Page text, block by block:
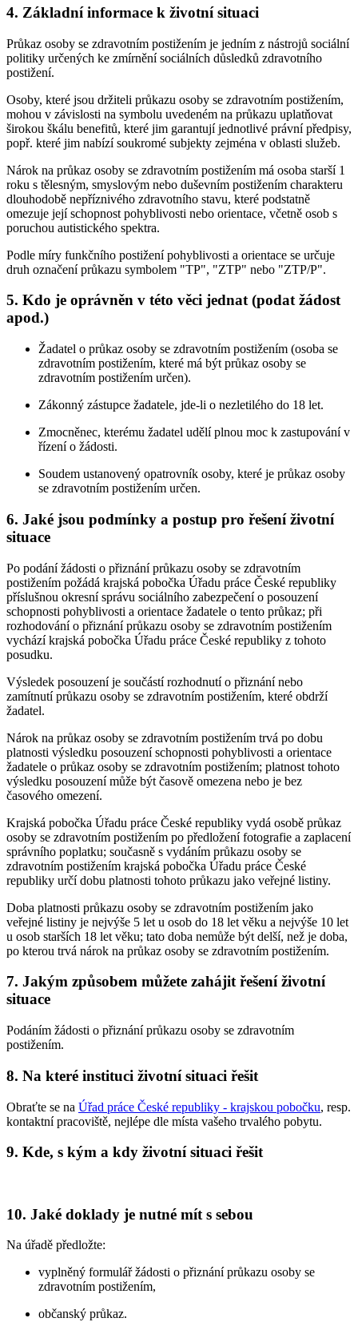
4. Základní informace k životní situaci
Průkaz osoby se zdravotním postižením je jedním z nástrojů sociální
politiky určených ke zmírnění sociálních důsledků zdravotního
postižení.
Osoby, které jsou držiteli průkazu osoby se zdravotním postižením,
mohou v závislosti na symbolu uvedeném na průkazu uplatňovat
širokou škálu benefitů, které jim garantují jednotlivé právní předpisy,
popř. které jim nabízí soukromé subjekty zejména v oblasti služeb.
Nárok na průkaz osoby se zdravotním postižením má osoba starší 1
roku s tělesným, smyslovým nebo duševním postižením charakteru
dlouhodobě nepříznivého zdravotního stavu, které podstatně
omezuje její schopnost pohyblivosti nebo orientace, včetně osob s
poruchou autistického spektra.
Podle míry funkčního postižení pohyblivosti a orientace se určuje
druh označení průkazu symbolem "TP", "ZTP" nebo "ZTP/P".
5. Kdo je oprávněn v této věci jednat (podat žádost
apod.)
Žadatel o průkaz osoby se zdravotním postižením (osoba se
zdravotním postižením, které má být průkaz osoby se
zdravotním postižením určen).
Zákonný zástupce žadatele, jde-li o nezletilého do 18 let.
Zmocněnec, kterému žadatel udělí plnou moc k zastupování v
řízení o žádosti.
Soudem ustanovený opatrovník osoby, které je průkaz osoby
se zdravotním postižením určen.
6. Jaké jsou podmínky a postup pro řešení životní
situace
Po podání žádosti o přiznání průkazu osoby se zdravotním
postižením požádá krajská pobočka Úřadu práce České republiky
příslušnou okresní správu sociálního zabezpečení o posouzení
schopnosti pohyblivosti a orientace žadatele o tento průkaz; při
rozhodování o přiznání průkazu osoby se zdravotním postižením
vychází krajská pobočka Úřadu práce České republiky z tohoto
posudku.
Výsledek posouzení je součástí rozhodnutí o přiznání nebo
zamítnutí průkazu osoby se zdravotním postižením, které obdrží
žadatel.
Nárok na průkaz osoby se zdravotním postižením trvá po dobu
platnosti výsledku posouzení schopnosti pohyblivosti a orientace
žadatele o průkaz osoby se zdravotním postižením; platnost tohoto
výsledku posouzení může být časově omezena nebo je bez
časového omezení.
Krajská pobočka Úřadu práce České republiky vydá osobě průkaz
osoby se zdravotním postižením po předložení fotografie a zaplacení
správního poplatku; současně s vydáním průkazu osoby se
zdravotním postižením krajská pobočka Úřadu práce České
republiky určí dobu platnosti tohoto průkazu jako veřejné listiny.
Doba platnosti průkazu osoby se zdravotním postižením jako
veřejné listiny je nejvýše 5 let u osob do 18 let věku a nejvýše 10 let
u osob starších 18 let věku; tato doba nemůže být delší, než je doba,
po kterou trvá nárok na průkaz osoby se zdravotním postižením.
7. Jakým způsobem můžete zahájit řešení životní
situace
Podáním žádosti o přiznání průkazu osoby se zdravotním
postižením.
8. Na které instituci životní situaci řešit
Obraťte se na Úřad práce České republiky - krajskou pobočku, resp.
kontaktní pracoviště, nejlépe dle místa vašeho trvalého pobytu.
9. Kde, s kým a kdy životní situaci řešit
10. Jaké doklady je nutné mít s sebou
Na úřadě předložte:
vyplněný formulář žádosti o přiznání průkazu osoby se
zdravotním postižením,
občanský průkaz.